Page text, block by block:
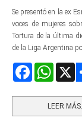
Se presentó en la ex
voces de mujeres
Tortura de la última
de la Liga Argentina
Facebook
LEER